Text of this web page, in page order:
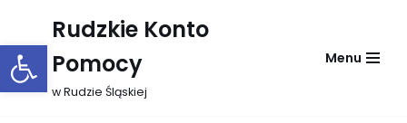
Otwórz pasek narzędzi
Przejdź
do
treści
Rudzkie Konto
Pomocy
w Rudzie Śląskiej
Menu